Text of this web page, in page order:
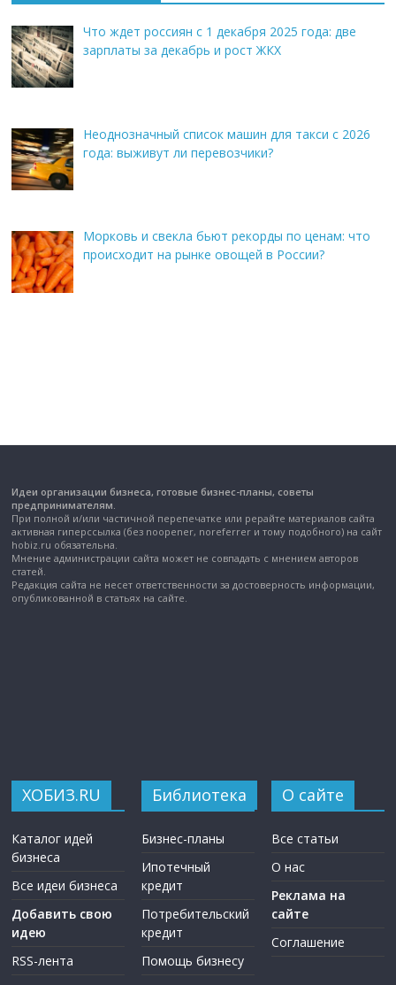
Что ждет россиян с 1 декабря 2025 года: две
зарплаты за декабрь и рост ЖКХ
Неоднозначный список машин для такси с 2026
года: выживут ли перевозчики?
Морковь и свекла бьют рекорды по ценам: что
происходит на рынке овощей в России?
Идеи организации бизнеса, готовые бизнес-планы, советы
предпринимателям.
При полной и/или частичной перепечатке или рерайте материалов сайта
активная гиперссылка (без noopener, noreferrer и тому подобного) на сайт
hobiz.ru обязательна.
Мнение администрации сайта может не совпадать с мнением авторов
статей.
Редакция сайта не несет ответственности за достоверность информации,
опубликованной в статьях на сайте.
ХОБИЗ.RU
Каталог идей
бизнеса
Все идеи бизнеса
Добавить свою
идею
RSS-лента
Библиотека
Бизнес-планы
Ипотечный
кредит
Потребительский
кредит
Помощь бизнесу
О сайте
Все статьи
О нас
Реклама на
сайте
Соглашение